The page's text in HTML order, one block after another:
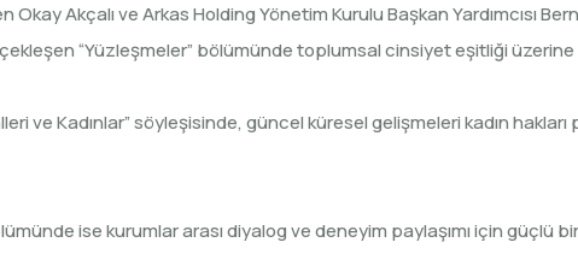
Okay Akçalı ve Arkas Holding Yönetim Kurulu Başkan Yardımcısı
“Yüzleşmeler” bölümünde toplumsal cinsiyet eşitliği
ve Kadınlar” söyleşisinde, güncel küresel gelişmeleri kadın
ise kurumlar arası diyalog ve deneyim paylaşımı için güçlü